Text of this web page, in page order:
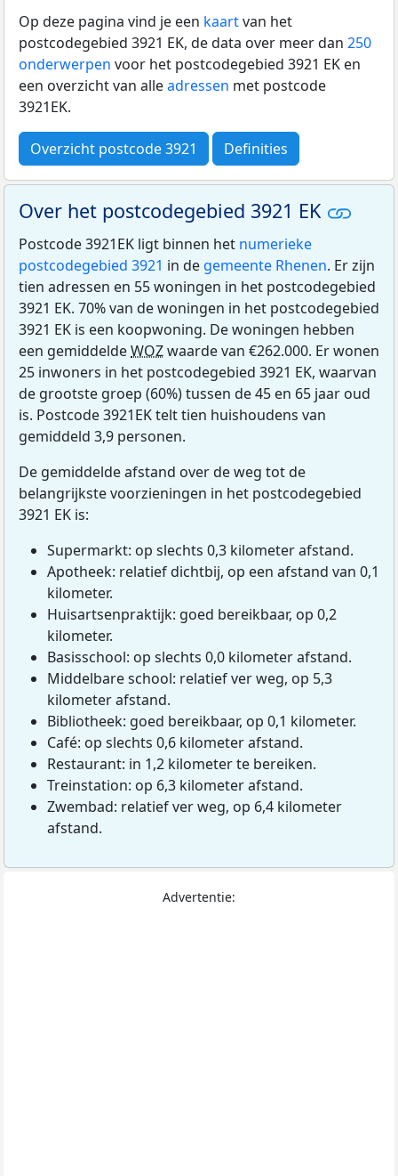
Op deze pagina vind je een kaartvan het
postcodegebied 3921 EK, de data over meer dan 250
onderwerpen voor het postcodegebied 3921 EK en
een overzicht van alleadressen met postcode
3921EK.
Overzicht postcode 3921 Definities
Over het postcodegebied 3921 EK
Postcode 3921EK ligt binnen het numerieke
postcodegebied 3921 in de gemeente Rhenen. Er zijn
tien adressen en 55 woningen in het postcodegebied
3921 EK. 70% van de woningen in het postcodegebied
3921 EK is een koopwoning. De woningen hebben
een gemiddeldeWOZwaarde van €262.000. Er wonen
25 inwoners in het postcodegebied 3921 EK, waarvan
de grootste groep (60%) tussen de 45 en 65 jaar oud
is. Postcode 3921EK telt tien huishoudens van
gemiddeld 3,9 personen.
De gemiddelde afstand over de weg tot de
belangrijkste voorzieningen in het postcodegebied
3921 EK is:
Supermarkt: op slechts 0,3 kilometer afstand.
Apotheek: relatief dichtbij, op een afstand van 0,1
kilometer.
Huisartsenpraktijk: goed bereikbaar, op 0,2
kilometer.
Basisschool: op slechts 0,0 kilometer afstand.
Middelbare school: relatief ver weg, op 5,3
kilometer afstand.
Bibliotheek: goed bereikbaar, op 0,1 kilometer.
Café: op slechts 0,6 kilometer afstand.
Restaurant: in 1,2 kilometer te bereiken.
Treinstation: op 6,3 kilometer afstand.
Zwembad: relatief ver weg, op 6,4 kilometer
afstand.
Advertentie: